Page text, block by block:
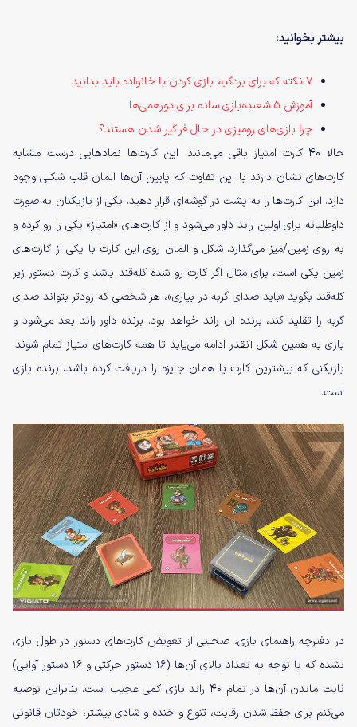
بیشتر بخوانید:
۷ نکته که برای بردگیم بازی کردن با خانواده باید بدانید
آموزش ۵ شعبده‌بازی ساده برای دورهمی‌ها
چرا بازی‌های رومیزی در حال فراگیر شدن هستند؟
حالا ۴۰ کارت امتیاز باقی می‌مانند. این کارت‌ها نمادهایی درست مشابه
کارت‌های نشان دارند با این تفاوت که پایین آن‌ها المان قلب شکلی وجود
دارد. این کارت‌ها را به پشت در گوشه‌ای قرار دهید. یکی از بازیکنان به صورت
داوطلبانه برای اولین راند داور می‌شود و از کارت‌های «امتیاز»‌ یکی را رو کرده و
به روی زمین/میز می‌گذارد. شکل و المان روی این کارت با یکی از کارت‌های
زمین یکی است، برای مثال اگر کارت رو شده کله‌قند باشد و کارت دستور زیر
کله‌قند بگوید «باید صدای گربه در بیاری»، هر شخصی که زودتر بتواند صدای
گربه را تقلید کند، برنده آن راند خواهد بود. برنده داور راند بعد می‌شود و
بازی به همین شکل آنقدر ادامه می‌یابد تا همه کارت‌های امتیاز تمام شوند.
بازیکنی که بیشترین کارت یا همان جایزه را دریافت کرده باشد، برنده بازی
است.
در دفترچه راهنمای بازی، صحبتی از تعویض کارت‌های دستور در طول بازی
نشده که با توجه به تعداد بالای آن‌ها (۱۶ دستور حرکتی و ۱۶ دستور آوایی)
ثابت ماندن آن‌ها در تمام ۴۰ راند بازی کمی عجیب است. بنابراین توصیه
می‌کنم برای حفظ شدن رقابت، تنوع و خنده و شادی بیشتر، خودتان قانونی